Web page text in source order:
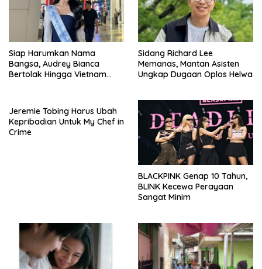
Siap Harumkan Nama
Bangsa, Audrey Bianca
Bertolak Hingga Vietnam
Sidang Richard Lee
Memanas, Mantan Asisten
Ungkap Dugaan Oplos Helwa
Jeremie Tobing Harus Ubah
Kepribadian Untuk My Chef in
Crime
BLACKPINK Genap 10 Tahun,
BLINK Kecewa Perayaan
Sangat Minim